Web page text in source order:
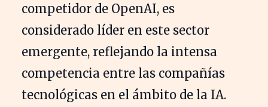
competidor de OpenAI, es
considerado líder en este sector
emergente, reflejando la intensa
competencia entre las compañías
tecnológicas en el ámbito de la IA.